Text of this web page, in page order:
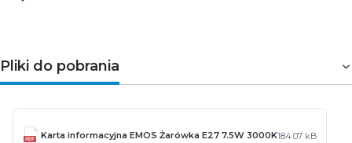
Pliki do pobrania
Karta informacyjna EMOS Żarówka E27 7.5W 3000K184.07 kB